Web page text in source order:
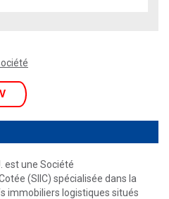
V
est une Société
(SIIC) spécialisée dans la
immobiliers logistiques situés